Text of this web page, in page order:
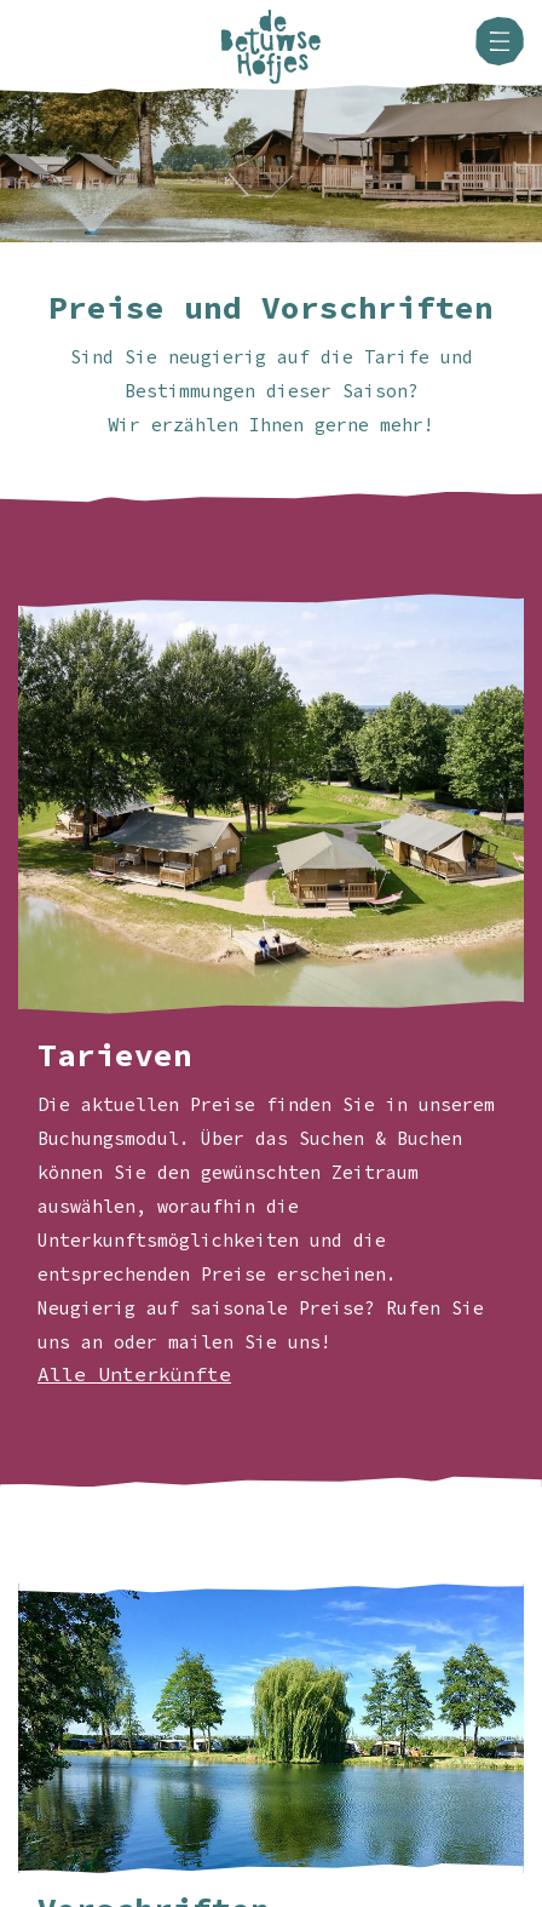
Preise und Vorschriften
Sind Sie neugierig auf die Tarife und
Bestimmungen dieser Saison?
Wir erzählen Ihnen gerne mehr!
Tarieven
Die aktuellen Preise finden Sie in unserem
Buchungsmodul. Über das Suchen & Buchen
können Sie den gewünschten Zeitraum
auswählen, woraufhin die
Unterkunftsmöglichkeiten und die
entsprechenden Preise erscheinen.
Neugierig auf saisonale Preise? Rufen Sie
uns an oder mailen Sie uns!
Alle Unterkünfte